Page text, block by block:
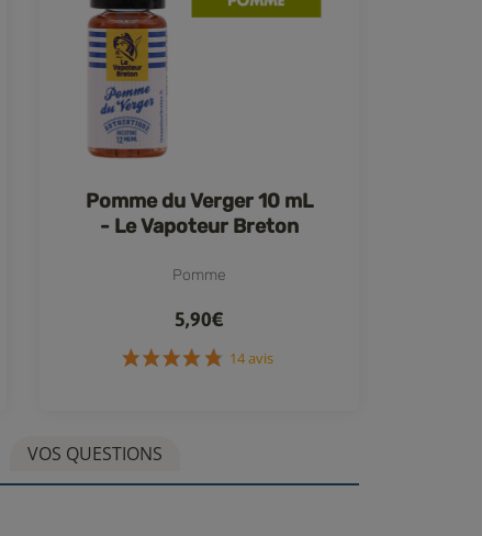
Pomme du Verger 10 mL
- Le Vapoteur Breton
Pomme
5,90€
VOS QUESTIONS